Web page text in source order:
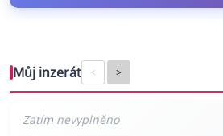
Můj inzerát < >